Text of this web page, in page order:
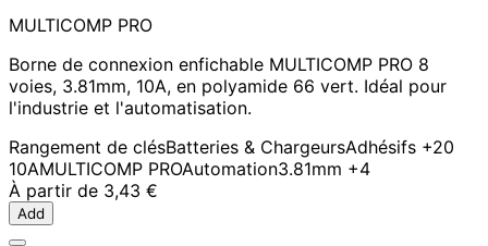
MULTICOMP PRO
Borne de connexion enfichable MULTICOMP PRO 8
voies, 3.81mm, 10A, en polyamide 66 vert. Idéal pour
l'industrie et l'automatisation.
Rangement de clésBatteries & ChargeursAdhésifs +20
10AMULTICOMP PROAutomation3.81mm +4
À partir de 3,43 €
Add